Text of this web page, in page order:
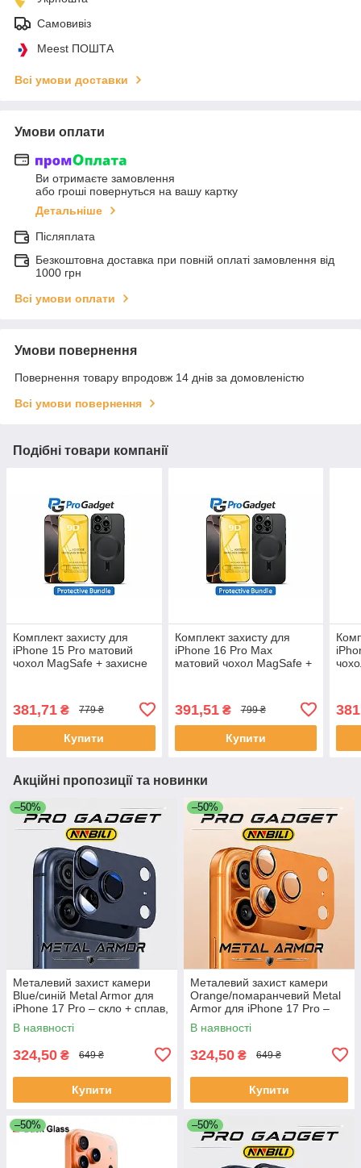
Самовивіз
Meest ПОШТА
Всі умови доставки
Умови оплати
Ви отримаєте замовлення
або гроші повернуться на вашу картку
Детальніше
Післяплата
Безкоштовна доставка при повній оплаті замовлення від
1000 грн
Всі умови оплати
Умови повернення
Повернення товару впродовж 14 днів за домовленістю
Всі умови повернення
Подібні товари компанії
Комплект захисту для
iPhone 15 Pro матовий
чохол MagSafe + захисне
381,71 ₴ 779 ₴
Купити
Комплект захисту для
iPhone 16 Pro Max
матовий чохол MagSafe +
391,51₴ 799 ₴
Купити
Акційні пропозиції та новинки
–50%
Металевий захист камери
Blue/синій Metal Armor для
iPhone 17 Pro – скло + сплав,
накладка на лінзу
В наявності
324,50 ₴ 649 ₴
Купити
–50%
Металевий захист камери
Orange/помаранчевий Metal
Armor для iPhone 17 Pro –
скло + сплав, накладка на
лінзу
В наявності
324,50 ₴ 649 ₴
Купити
–50% –50%